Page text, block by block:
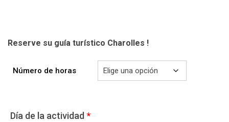
Reserve su guía turístico Charolles !
Número de horas
Día de la actividad *